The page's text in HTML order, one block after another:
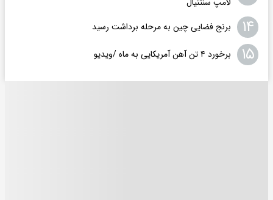
۱۴ برنج فضایی چین به مرحله برداشت رسید
۱۵ برخورد ۴ تن آهن آمریکایی به ماه /ویدیو